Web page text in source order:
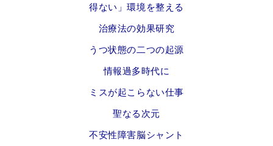
得ない」環境を整える
治療法の効果研究
うつ状態の二つの起源
情報過多時代に
ミスが起こらない仕事
聖なる次元
不安性障害脳シャント